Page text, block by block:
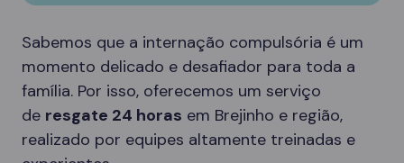
Sabemos que a internação compulsória é um
momento delicado e desafiador para toda a
família. Por isso, oferecemos um serviço
de resgate 24 horas em Brejinho e região,
realizado por equipes altamente treinadas e